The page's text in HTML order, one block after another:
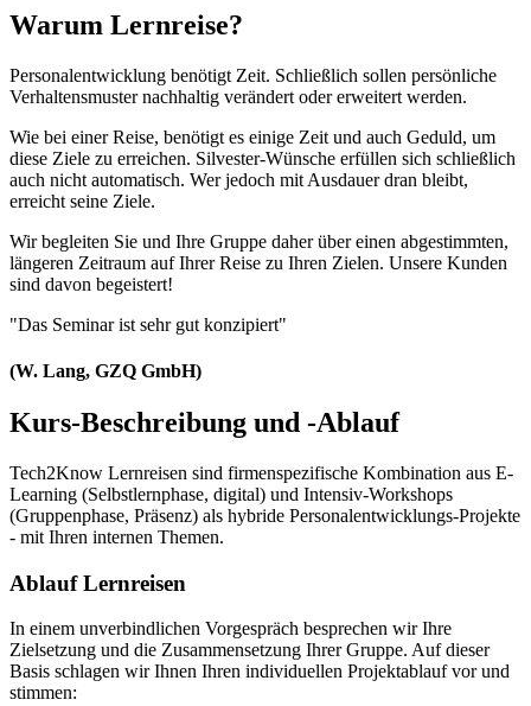
Warum Lernreise?
Personalentwicklung benötigt Zeit. Schließlich sollen persönliche
Verhaltensmuster nachhaltig verändert oder erweitert werden.
Wie bei einer Reise, benötigt es einige Zeit und auch Geduld, um
diese Ziele zu erreichen. Silvester-Wünsche erfüllen sich schließlich
auch nicht automatisch. Wer jedoch mit Ausdauer dran bleibt,
erreicht seine Ziele.
Wir begleiten Sie und Ihre Gruppe daher über einen abgestimmten,
längeren Zeitraum auf Ihrer Reise zu Ihren Zielen. Unsere Kunden
sind davon begeistert!
"Das Seminar ist sehr gut konzipiert"
(W. Lang, GZQ GmbH)
Kurs-Beschreibung und -Ablauf
Tech2Know Lernreisen sind firmenspezifische Kombination aus E-
Learning (Selbstlernphase, digital) und Intensiv-Workshops
(Gruppenphase, Präsenz) als hybride Personalentwicklungs-Projekte
- mit Ihren internen Themen.
Ablauf Lernreisen
In einem unverbindlichen Vorgespräch besprechen wir Ihre
Zielsetzung und die Zusammensetzung Ihrer Gruppe. Auf dieser
Basis schlagen wir Ihnen Ihren individuellen Projektablauf vor und
stimmen: